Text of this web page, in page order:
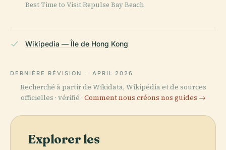
Best Time to Visit Repulse Bay Beach
Wikipedia — Île de Hong Kong
DERNIÈRE RÉVISION : APRIL 2026
Recherché à partir de Wikidata, Wikipédia et de sources
officielles · vérifié · Comment nous créons nos guides →
Explorer les